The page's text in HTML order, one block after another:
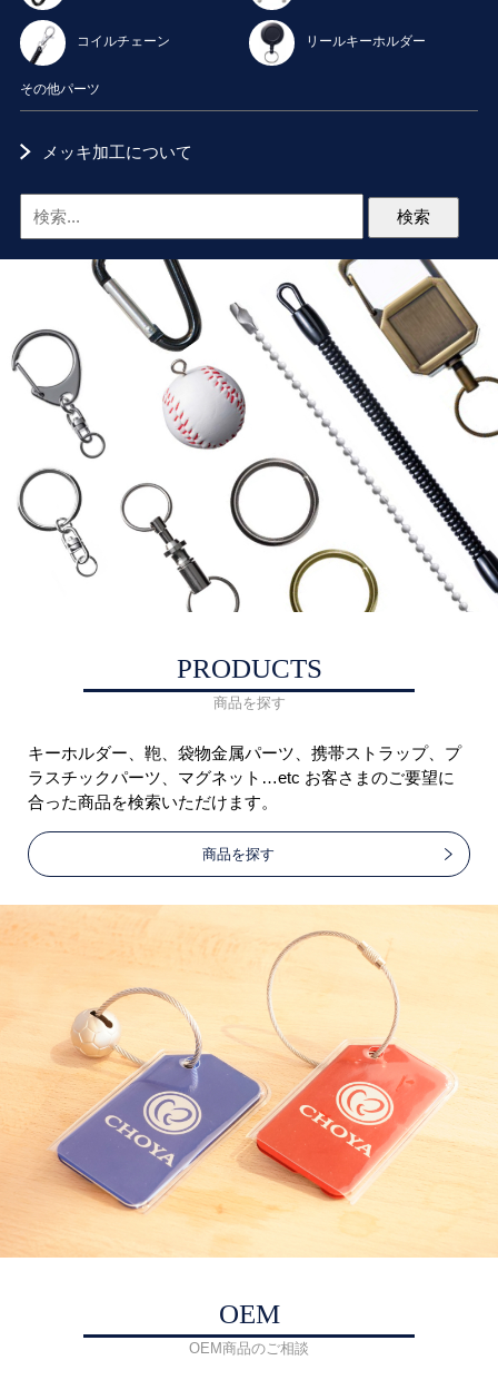
コイルチェーン リールキーホルダー
その他パーツ
メッキ加工について
PRODUCTS
商品を探す
キーホルダー、鞄、袋物金属パーツ、携帯ストラップ、プ
ラスチックパーツ、マグネット…etc お客さまのご要望に
合った商品を検索いただけます。
商品を探す
OEM
OEM商品のご相談